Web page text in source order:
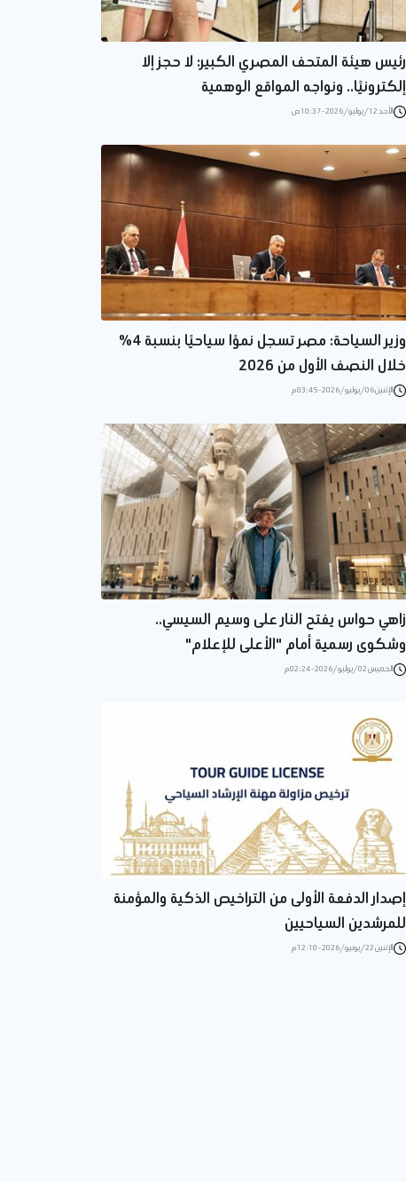
رئيس هيئة المتحف المصري الكبير: لا حجز إلا
إلكترونيًا.. ونواجه المواقع الوهمية
الأحد 12/يوليو/2026 - 10:37 ص
وزير السياحة: مصر تسجل نموًا سياحيًا بنسبة 4%
خلال النصف الأول من 2026
الإثنين 06/يوليو/2026 - 03:45 م
زاهي حواس يفتح النار على وسيم السيسي..
وشكوى رسمية أمام "الأعلى للإعلام"
الخميس 02/يوليو/2026 - 02:24 م
إصدار الدفعة الأولى من التراخيص الذكية والمؤمنة
للمرشدين السياحيين
الإثنين 22/يونيو/2026 - 12:10 م